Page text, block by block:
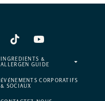
INGREDIENTS &
ALLERGEN GUIDE
ÉVÉNEMENTS CORPORATIFS
& SOCIAUX